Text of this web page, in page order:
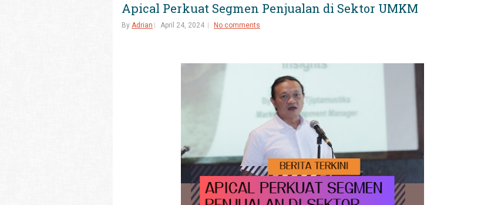
Apical Perkuat Segmen Penjualan di Sektor UMKM
By Adrian April 24, 2024 No comments